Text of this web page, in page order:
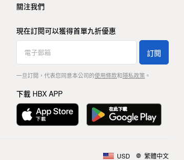
關注我們
現在訂閱可以獲得首單九折優惠
訂閱
一旦訂閱，代表您同意本公司的使用條款和隱私政策。
下載 HBX APP
USD 繁體中文